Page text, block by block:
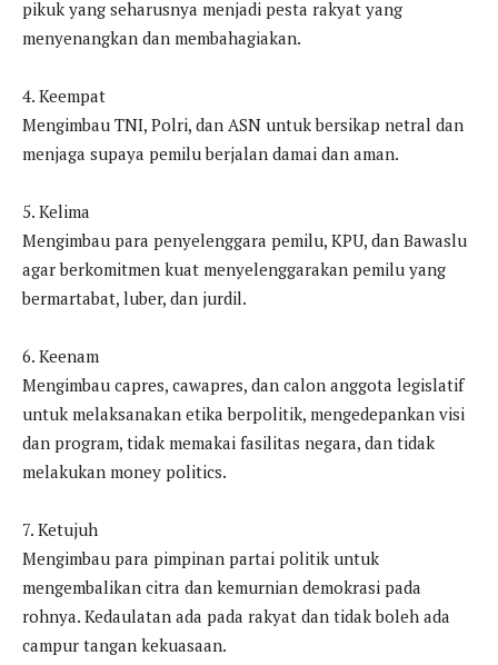
pikuk yang seharusnya menjadi pesta rakyat yang
menyenangkan dan membahagiakan.
4. Keempat
Mengimbau TNI, Polri, dan ASN untuk bersikap netral dan
menjaga supaya pemilu berjalan damai dan aman.
5. Kelima
Mengimbau para penyelenggara pemilu, KPU, dan Bawaslu
agar berkomitmen kuat menyelenggarakan pemilu yang
bermartabat, luber, dan jurdil.
6. Keenam
Mengimbau capres, cawapres, dan calon anggota legislatif
untuk melaksanakan etika berpolitik, mengedepankan visi
dan program, tidak memakai fasilitas negara, dan tidak
melakukan money politics.
7. Ketujuh
Mengimbau para pimpinan partai politik untuk
mengembalikan citra dan kemurnian demokrasi pada
rohnya. Kedaulatan ada pada rakyat dan tidak boleh ada
campur tangan kekuasaan.